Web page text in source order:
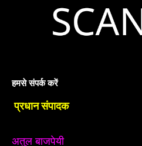
हमसे संपर्क करें
प्रधान संपादक
अतुल बाजपेयी